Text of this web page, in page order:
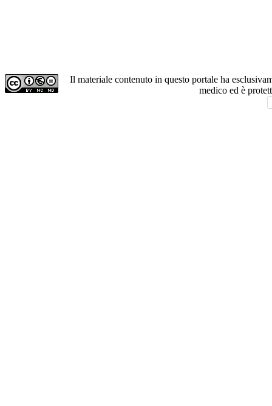
Il materiale contenuto in questo portale ha
medico ed è